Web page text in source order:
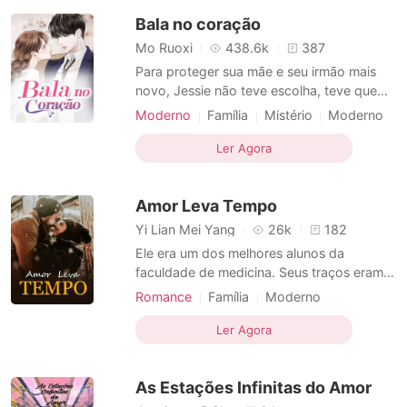
homem que ela mal conhecia. No com
Bala no coração
Mo Ruoxi 438.6k
387
Para proteger sua mãe e seu irmão mais
novo, Jessie não teve escolha, teve que
aceitar o casamento cego que seu pai
que ela pudesse resolver o problema, seu
noivo a sequestrou por causa de um
passado. No entanto, C
Moderno Família Mistério
Moderno
Casamento arranjado
Casamento após um curto namoro
Ler Agora
Amor Leva Tempo
Yi Lian Mei Yang 26k
182
Ele era um dos melhores alunos da
faculdade de medicina. Seus traços eram
atraentes, mas sua aura fria tinha feito as
exceção. Não importava quantas vezes ele
a rejeitou, ela nunca desistiu. Depois de
causa do álcool, el
Romance Família
Moderno
Casamento após um curto namoro
Morte
Casal Médicos
Ler Agora
As Estações Infinitas do Amor